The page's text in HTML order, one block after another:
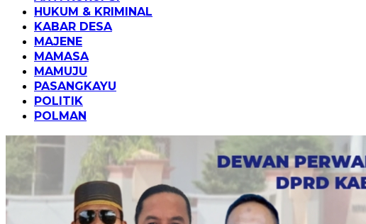
HUKUM & KRIMINAL
KABAR DESA
MAJENE
MAMASA
MAMUJU
PASANGKAYU
POLITIK
POLMAN